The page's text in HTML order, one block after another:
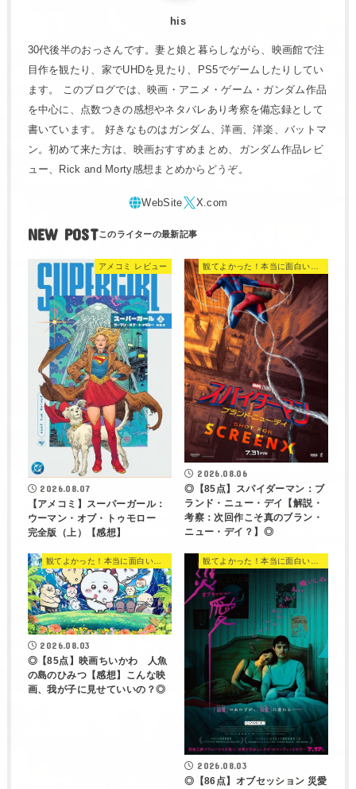
his
30代後半のおっさんです。妻と娘と暮らしながら、映画館で注
目作を観たり、家でUHDを見たり、PS5でゲームしたりしてい
ます。 このブログでは、映画・アニメ・ゲーム・ガンダム作品
を中心に、点数つきの感想やネタバレあり考察を備忘録として
書いています。 好きなものはガンダム、洋画、洋楽、バットマ
ン。初めて来た方は、映画おすすめまとめ、ガンダム作品レビ
ュー、Rick and Morty感想まとめからどうぞ。
NEW POST
アメコミ レビュー
2026.08.07
【アメコミ】スーパーガール：
ウーマン・オブ・トゥモロー
完全版（上）【感想】
2026.08.06
◎【85点】スパイダーマン：ブ
ランド・ニュー・デイ【解説・
考察：次回作こそ真のブラン・
ニュー・デイ？】◎
2026.08.03
◎【85点】映画ちいかわ 人魚
の島のひみつ【感想】こんな映
画、我が子に見せていいの？◎
2026.08.03
◎【86点】オブセッション 災愛